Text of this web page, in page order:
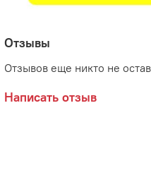
Отзывы
Отзывов еще никто не
Написать отзыв